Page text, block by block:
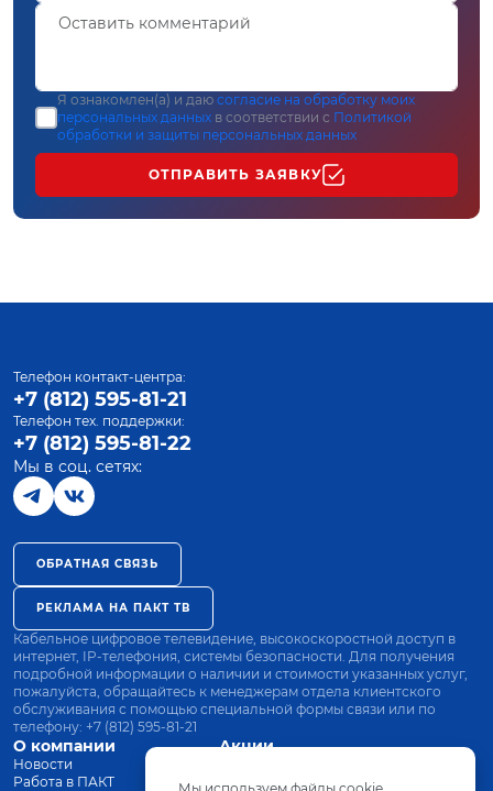
Я ознакомлен(а) и даю согласие на обработку моих
персональных данных в соответствии с Политикой
обработки и защиты персональных данных
ОТПРАВИТЬ ЗАЯВКУ
О компании
Новости
Работа в ПАКТ
Акции
Оплата
Телефон контакт-центра:
+7 (812) 595-81-21
Телефон тех. поддержки:
+7 (812) 595-81-22
Мы в соц. сетях:
ОБРАТНАЯ СВЯЗЬ
РЕКЛАМА НА ПАКТ ТВ
Кабельное цифровое телевидение, высокоскоростной доступ в
интернет, IP-телефония, системы безопасности. Для получения
подробной информации о наличии и стоимости указанных услуг,
пожалуйста, обращайтесь к менеджерам отдела клиентского
обслуживания с помощью специальной формы связи или по
телефону: +7 (812) 595-81-21